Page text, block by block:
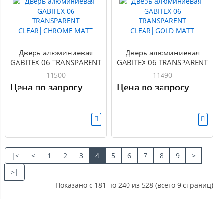
Дверь алюминиевая
GABITEX 06 TRANSPARENT
CLEAR│CHROME MATT
11500
Цена по запросу
Дверь алюминиевая
GABITEX 06 TRANSPARENT
CLEAR│GOLD MATT
11490
Цена по запросу
|< < 1 2 3 4 5 6 7 8 9
>
>|
Показано с 181 по 240 из 528 (всего 9 страниц)